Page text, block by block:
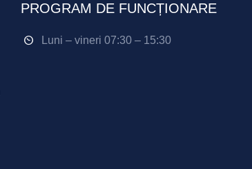
PROGRAM DE FUNCȚIONARE
Luni – vineri 07:30 – 15:30